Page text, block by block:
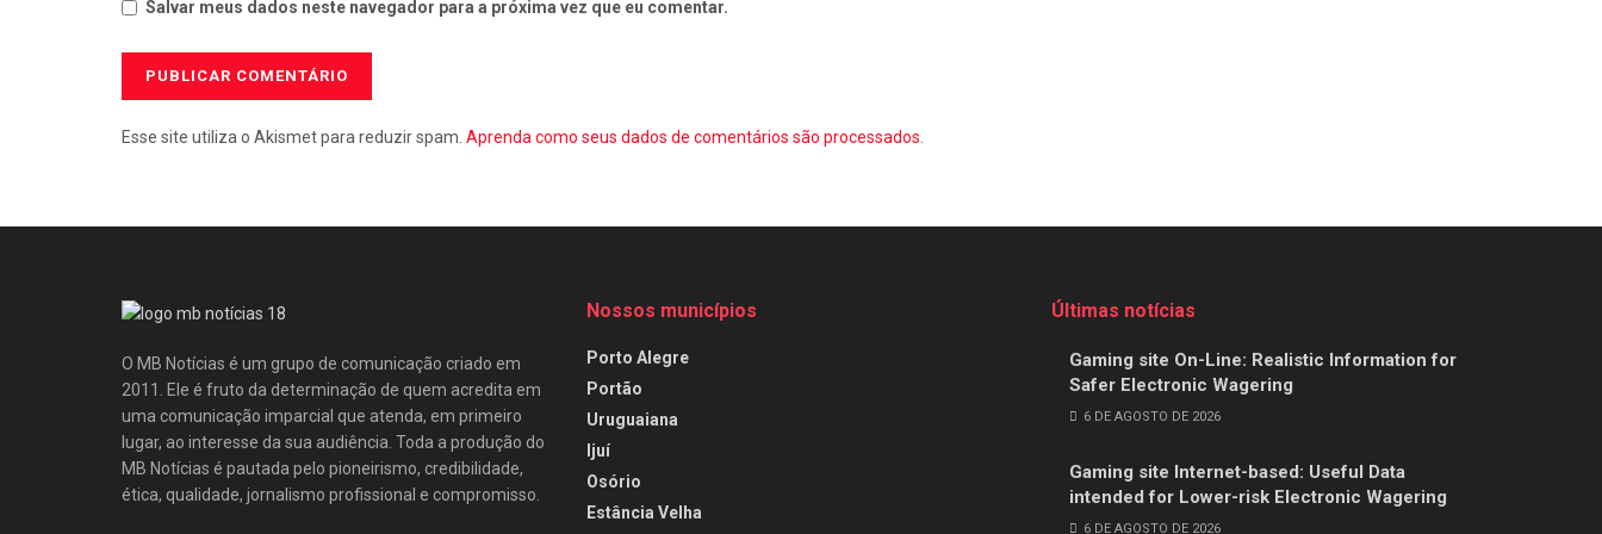
Salvar meus dados neste navegador para a próxima vez que eu comentar.
Esse site utiliza o Akismet para reduzir spam. Aprenda como seus dados de comentários são processados
O MB Notícias é um grupo de comunicação criado em
2011. Ele é fruto da determinação de quem acredita em
uma comunicação imparcial que atenda, em primeiro
lugar, ao interesse da sua audiência. Toda a produção do
MB Notícias é pautada pelo pioneirismo, credibilidade,
ética, qualidade, jornalismo profissional e compromisso.
Nossos municípios
Porto Alegre
Portão
Uruguaiana
Ijuí
Osório
Estância Velha
Últimas notícias
Gaming site On-Line: Realistic Information for
Safer Electronic Wagering
6 DE AGOSTO DE 2026
Gaming site Internet-based: Useful Data
intended for Lower-risk Electronic Wagering
6 DE AGOSTO DE 2026